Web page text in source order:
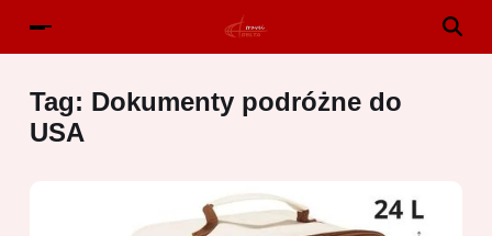
Tag: Dokumenty podróżne do
USA